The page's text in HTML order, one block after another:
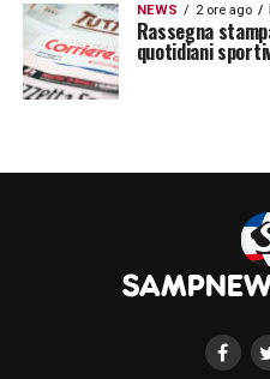
NEWS 2 ore ago
Rassegna
quotidiani